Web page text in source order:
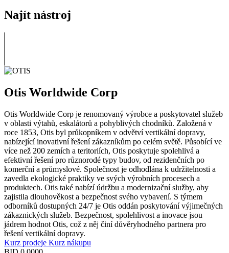
Najít nástroj
Otis Worldwide Corp
Otis Worldwide Corp je renomovaný výrobce a poskytovatel služeb
v oblasti výtahů, eskalátorů a pohyblivých chodníků. Založená v
roce 1853, Otis byl průkopníkem v odvětví vertikální dopravy,
nabízející inovativní řešení zákazníkům po celém světě. Působící ve
více než 200 zemích a teritoriích, Otis poskytuje spolehlivá a
efektivní řešení pro různorodé typy budov, od rezidenčních po
komerční a průmyslové. Společnost je odhodlána k udržitelnosti a
zavedla ekologické praktiky ve svých výrobních procesech a
produktech. Otis také nabízí údržbu a modernizační služby, aby
zajistila dlouhověkost a bezpečnost svého vybavení. S týmem
odborníků dostupných 24/7 je Otis oddán poskytování výjimečných
zákaznických služeb. Bezpečnost, spolehlivost a inovace jsou
jádrem hodnot Otis, což z něj činí důvěryhodného partnera pro
řešení vertikální dopravy.
Kurz prodeje Kurz nákupu